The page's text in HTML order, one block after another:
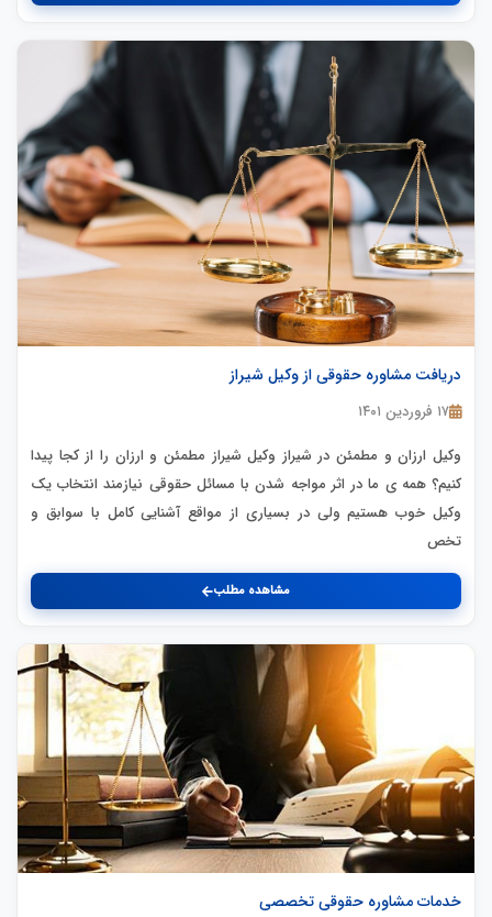
دریافت مشاوره حقوقی از وکیل شیراز
۱۷ فروردین ۱۴۰۱
وکیل ارزان و مطمئن در شیراز وکیل شیراز مطمئن و ارزان را از کجا پیدا
کنیم؟ همه ی ما در اثر مواجه شدن با مسائل حقوقی نیازمند انتخاب یک
وکیل خوب هستیم ولی در بسیاری از مواقع آشنایی کامل با سوابق و
تخص
مشاهده مطلب
خدمات مشاوره حقوقی تخصصی